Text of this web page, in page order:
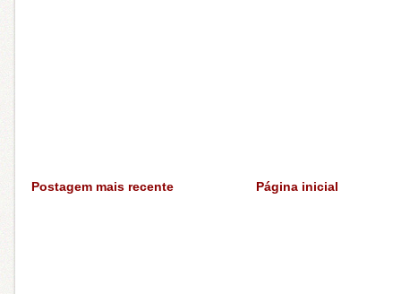
Postagem mais recente Página inicial